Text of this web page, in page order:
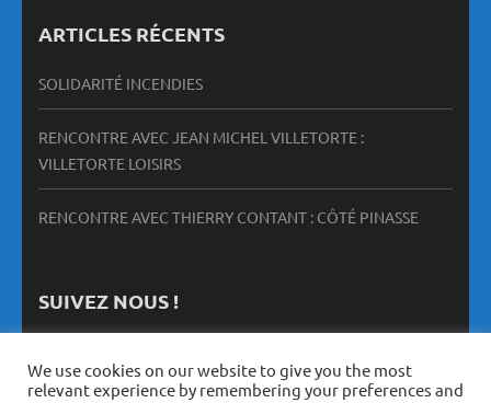
ARTICLES RÉCENTS
SOLIDARITÉ INCENDIES
RENCONTRE AVEC JEAN MICHEL VILLETORTE :
VILLETORTE LOISIRS
RENCONTRE AVEC THIERRY CONTANT : CÔTÉ PINASSE
SUIVEZ NOUS !
We use cookies on our website to give you the most
relevant experience by remembering your preferences and